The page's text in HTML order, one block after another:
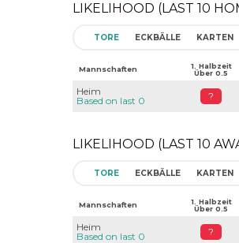
LIKELIHOOD (LAST 10
TORE ECKBÄLLE KARTEN
Mannschaften
1. Halbzeit
Über 0.5
Heim
Based on last 0
?
LIKELIHOOD (LAST 10
TORE ECKBÄLLE KARTEN
Mannschaften
1. Halbzeit
Über 0.5
Heim
Based on last 0
?